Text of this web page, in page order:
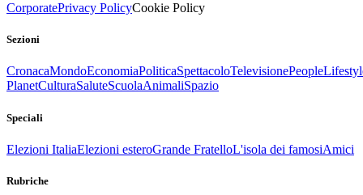
CorporatePrivacy PolicyCookie Policy
Sezioni
CronacaMondoEconomiaPoliticaSpettacoloTelevisionePeople
PlanetCulturaSaluteScuolaAnimaliSpazio
Speciali
Elezioni ItaliaElezioni esteroGrande FratelloL'isola dei famosiAmici
Rubriche